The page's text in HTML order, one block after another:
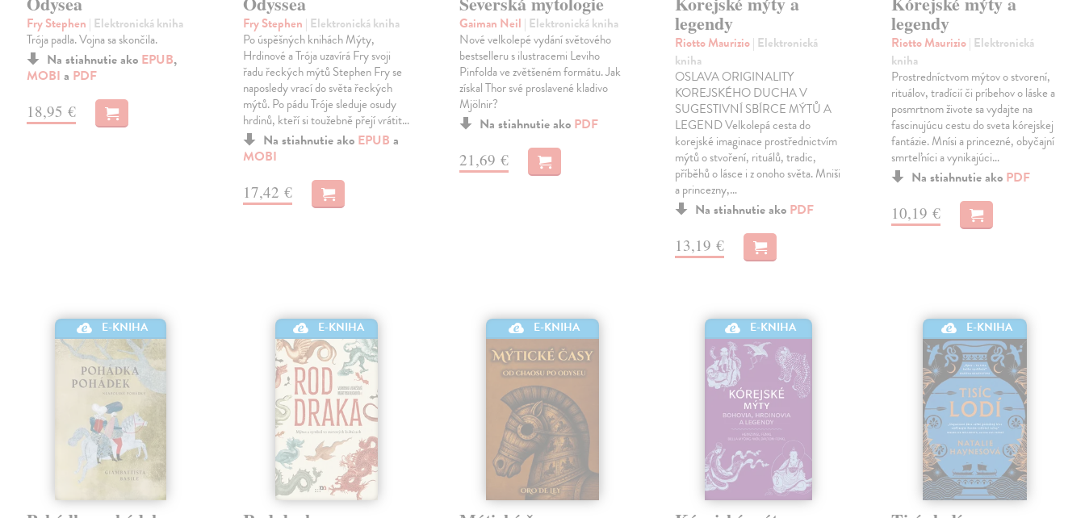
Fry Stephen | Elektronická kniha
Trója padla. Vojna sa skončila.
Na stiahnutie ako EPUB,
MOBI a PDF
18,95 €
Fry Stephen | Elektronická kniha
Po úspěšných knihách Mýty,
Hrdinové a Trója uzavírá Fry svoji
řadu řeckých mýtů Stephen Fry se
naposledy vrací do světa řeckých
mýtů. Po pádu Tróje sleduje osudy
hrdinů, kteří si toužebně přejí vrátit…
Na stiahnutie ako EPUB a
MOBI
17,42 €
Gaiman Neil | Elektronická kniha
Nové velkolepé vydání světového
bestselleru s ilustracemi Leviho
Pinfolda ve zvětšeném formátu. Jak
získal Thor své proslavené kladivo
Mjölnir?
Na stiahnutie ako PDF
21,69 €
legendy
Riotto Maurizio| Elektronická
kniha
OSLAVA ORIGINALITY
KOREJSKÉHO DUCHA V
SUGESTIVNÍ SBÍRCE MÝTŮ A
LEGEND Velkolepá cesta do
korejské imaginace prostřednictvím
mýtů o stvoření, rituálů, tradic,
příběhů o lásce i z onoho světa. Mniši
a princezny,…
Na stiahnutie ako PDF
13,19 €
legendy
Riotto Maurizio| Elektronická
kniha
Prostredníctvom mýtov o stvorení,
rituálov, tradícií či príbehov o láske a
posmrtnom živote sa vydajte na
fascinujúcu cestu do sveta kórejskej
fantázie. Mnísi a princezné, obyčajní
smrteľníci a vynikajúci…
Na stiahnutie ako PDF
10,19 €
E-KNIHA E-KNIHA E-KNIHA E-KNIHA E-KNIHA